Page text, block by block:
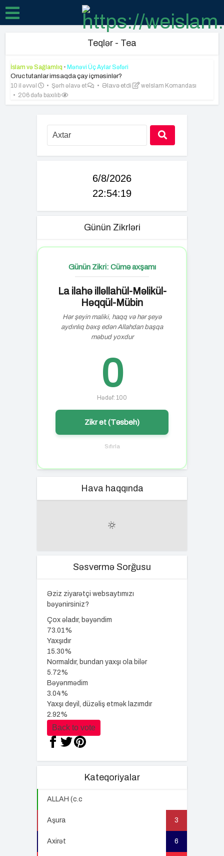
Teqlər - Tea
İslam və Sağlamlıq • Mənəvi Üç Aylar Səfəri
Oruc tutanlar imsaqda çay içməsinlər?
10 il əvvəl
Şərh əlavə et Əlavə etdi
weIslam Komandası
206 dəfə baxılıb
6/8/2026
22:54:20
Günün Zikrləri
Günün Zikri: Cümə axşamı
La ilahə illəllahül-Məlikül-
Həqqül-Mübin
Hər şeyin maliki, haqq və hər şeyə
aydınlıq bəxş edən Allahdan başqa
məbud yoxdur
0
Hədəf: 100
Zikr et (Təsbeh)
Sıfırla
Hava haqqında
Səsvermə Sorğusu
Əziz ziyarətçi websaytımızı
bəyənirsiniz?
Çox əladır, bəyəndim
73.01%
Yaxşıdır
15.30%
Normaldır, bundan yaxşı ola bilər
5.72%
Bəyənmədim
3.04%
Yaxşı deyil, düzəliş etmək lazımdır
2.92%
Back to vote
Kateqoriyalar
ALLAH (c.c
Aşura 3
Axirət 6